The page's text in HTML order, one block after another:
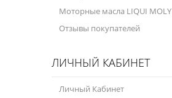
Сервисные продукты
Оборудование
Клеи и герметики
Моторные масла LIQUI MOLY
Отзывы покупателей
ЛИЧНЫЙ КАБИНЕТ
Личный Кабинет